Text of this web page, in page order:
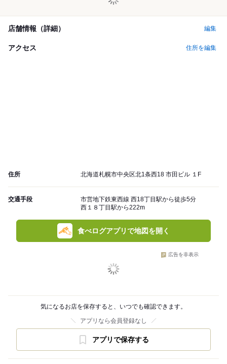
店舗情報（詳細） 編集
アクセス 住所を編集
住所 北海道札幌市中央区北1条西18 市田ビル １F
交通手段
市営地下鉄東西線 西18丁目駅から徒歩5分
西１８丁目駅から222m
食べログアプリで地図を開く
広告を非表示
気になるお店を保存すると、いつでも確認できます。
アプリなら会員登録なし
アプリで保存する